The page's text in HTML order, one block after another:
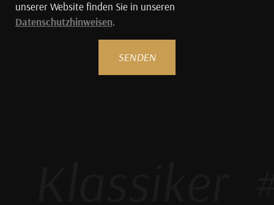
unserer Website finden Sie in unseren
Datenschutzhinweisen.
SENDEN